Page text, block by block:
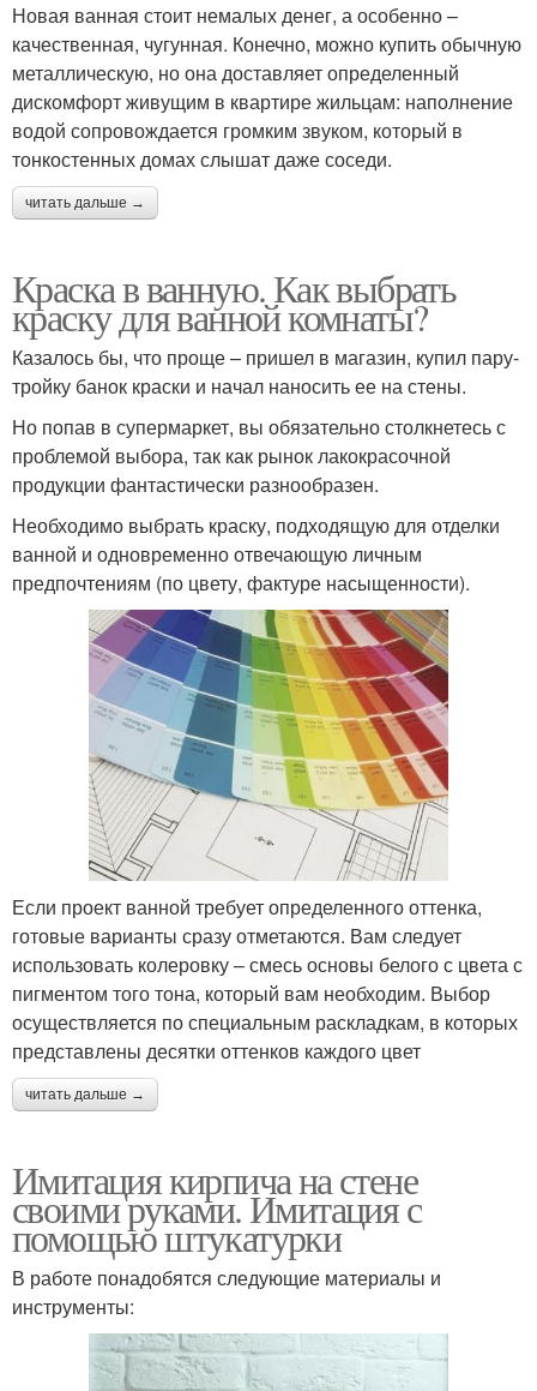
Новая ванная стоит немалых денег, а особенно –
качественная, чугунная. Конечно, можно купить обычную
металлическую, но она доставляет определенный
дискомфорт живущим в квартире жильцам: наполнение
водой сопровождается громким звуком, который в
тонкостенных домах слышат даже соседи.
читать дальше →
Краска в ванную. Как выбрать
краску для ванной комнаты?
Казалось бы, что проще – пришел в магазин, купил пару-
тройку банок краски и начал наносить ее на стены.
Но попав в супермаркет, вы обязательно столкнетесь с
проблемой выбора, так как рынок лакокрасочной
продукции фантастически разнообразен.
Необходимо выбрать краску, подходящую для отделки
ванной и одновременно отвечающую личным
предпочтениям (по цвету, фактуре насыщенности).
Если проект ванной требует определенного оттенка,
готовые варианты сразу отметаются. Вам следует
использовать колеровку – смесь основы белого с цвета с
пигментом того тона, который вам необходим. Выбор
осуществляется по специальным раскладкам, в которых
представлены десятки оттенков каждого цвет
читать дальше →
Имитация кирпича на стене
своими руками. Имитация с
помощью штукатурки
В работе понадобятся следующие материалы и
инструменты: